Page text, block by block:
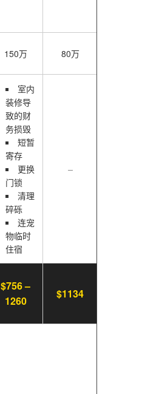
150万 80万
室内
装修导
致的财
务损毁
短暂
寄存
更换
门锁
清理
碎砾
连宠
物临时
住宿
–
$756 –
1260
$1134